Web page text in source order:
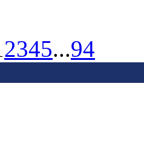
2345...94